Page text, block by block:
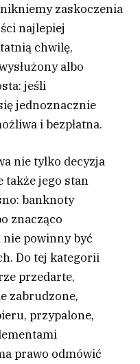
zaskoczenia
najlepiej
chwilę,
albo
jeśli
jednoznacznie
i bezpłatna.
nie tylko decyzja
także jego stan
banknoty
znacząco
powinny być
Do tej kategorii
przedarte,
zabrudzone,
przypalone,
prawo odmówić